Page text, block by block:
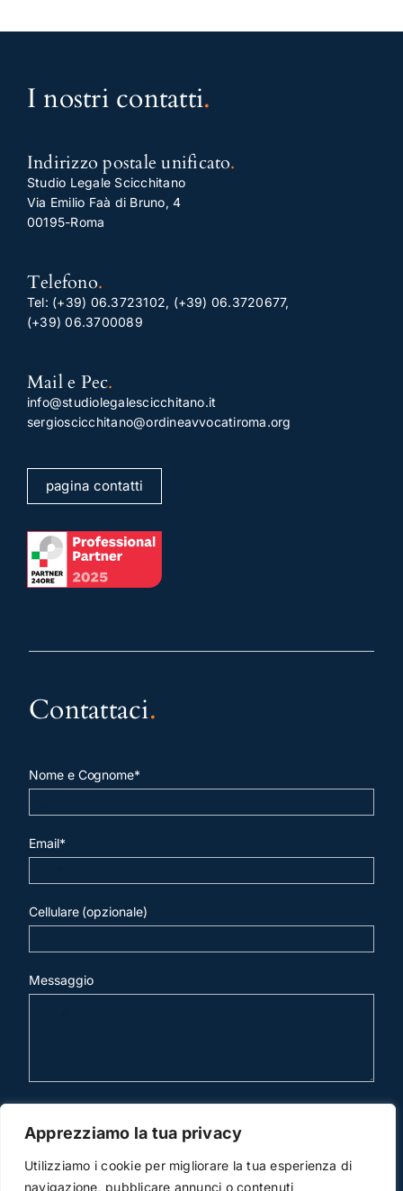
Apprezziamo la tua privacy
Utilizziamo i cookie per migliorare la tua esperienza di
navigazione, pubblicare annunci o contenuti
I nostri contatti.
Indirizzo postale unificato.
Studio Legale Scicchitano
Via Emilio Faà di Bruno, 4
00195-Roma
Telefono.
Tel: (+39) 06.3723102, (+39) 06.3720677,
(+39) 06.3700089
Mail e Pec.
info@studiolegalescicchitano.it
sergioscicchitano@ordineavvocatiroma.org
pagina contatti
Contattaci.
Nome e Cognome*
Email*
Cellulare (opzionale)
Messaggio
invia mail